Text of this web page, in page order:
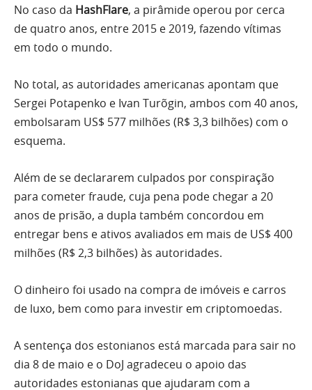
No caso da HashFlare, a pirâmide operou por cerca
de quatro anos, entre 2015 e 2019, fazendo vítimas
em todo o mundo.
No total, as autoridades americanas apontam que
Sergei Potapenko e Ivan Turõgin, ambos com 40 anos,
embolsaram US$ 577 milhões (R$ 3,3 bilhões) com o
esquema.
Além de se declararem culpados por conspiração
para cometer fraude, cuja pena pode chegar a 20
anos de prisão, a dupla também concordou em
entregar bens e ativos avaliados em mais de US$ 400
milhões (R$ 2,3 bilhões) às autoridades.
O dinheiro foi usado na compra de imóveis e carros
de luxo, bem como para investir em criptomoedas.
A sentença dos estonianos está marcada para sair no
dia 8 de maio e o DoJ agradeceu o apoio das
autoridades estonianas que ajudaram com a